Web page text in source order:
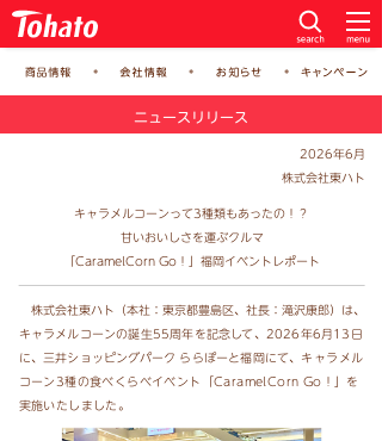
ニュースリリース
2026年6月
株式会社東ハト
キャラメルコーンって3種類もあったの！？
甘いおいしさを運ぶクルマ
「CaramelCorn Go！」福岡イベントレポート
株式会社東ハト（本社：東京都豊島区、社長：滝沢康郎）は、
キャラメルコーンの誕生55周年を記念して、2026年6月13日
に、三井ショッピングパーク ららぽーと福岡にて、 キャラメル
コーン3種の食べくらべイベント「CaramelCorn Go！」を
実施いたしました。